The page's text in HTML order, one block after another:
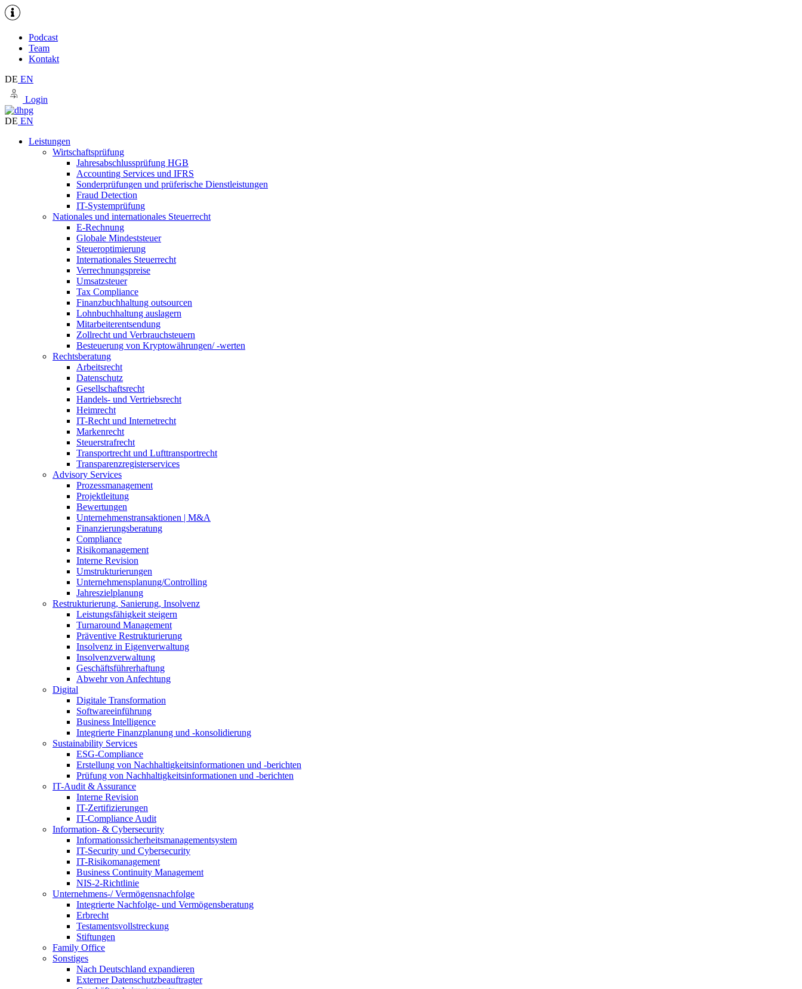
Podcast
Team
Kontakt
DE EN
Login
DE EN
Leistungen
Wirtschaftsprüfung
Jahresabschlussprüfung HGB
Accounting Services und IFRS
Sonderprüfungen und prüferische Dienstleistungen
Fraud Detection
IT-Systemprüfung
Nationales und internationales Steuerrecht
E-Rechnung
Globale Mindeststeuer
Steueroptimierung
Internationales Steuerrecht
Verrechnungspreise
Umsatzsteuer
Tax Compliance
Finanzbuchhaltung outsourcen
Lohnbuchhaltung auslagern
Mitarbeiterentsendung
Zollrecht und Verbrauchsteuern
Besteuerung von Kryptowährungen/ -werten
Rechtsberatung
Arbeitsrecht
Datenschutz
Gesellschaftsrecht
Handels- und Vertriebsrecht
Heimrecht
IT-Recht und Internetrecht
Markenrecht
Steuerstrafrecht
Transportrecht und Lufttransportrecht
Transparenzregisterservices
Advisory Services
Prozessmanagement
Projektleitung
Bewertungen
Unternehmenstransaktionen | M&A
Finanzierungsberatung
Compliance
Risikomanagement
Interne Revision
Umstrukturierungen
Unternehmensplanung/Controlling
Jahreszielplanung
Restrukturierung, Sanierung, Insolvenz
Leistungsfähigkeit steigern
Turnaround Management
Präventive Restrukturierung
Insolvenz in Eigenverwaltung
Insolvenzverwaltung
Geschäftsführerhaftung
Abwehr von Anfechtung
Digital
Digitale Transformation
Softwareeinführung
Business Intelligence
Integrierte Finanzplanung und -konsolidierung
Sustainability Services
ESG-Compliance
Erstellung von Nachhaltigkeitsinformationen und -berichten
Prüfung von Nachhaltigkeitsinformationen und -berichten
IT-Audit & Assurance
Interne Revision
IT-Zertifizierungen
IT-Compliance Audit
Information- & Cybersecurity
Informationssicherheitsmanagementsystem
IT-Security und Cybersecurity
IT-Risikomanagement
Business Continuity Management
NIS-2-Richtlinie
Unternehmens-/Vermögensnachfolge
Integrierte Nachfolge- und Vermögensberatung
Erbrecht
Testamentsvollstreckung
Stiftungen
Family Office
Sonstiges
Nach Deutschland expandieren
Externer Datenschutzbeauftragter